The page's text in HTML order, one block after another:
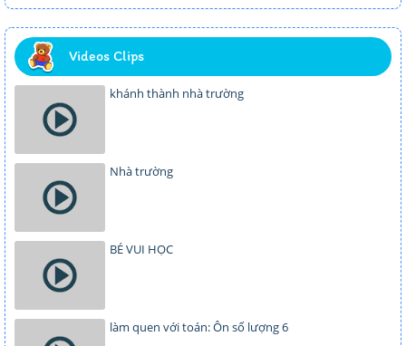
Videos Clips
khánh thành nhà trường
Nhà trường
BÉ VUI HỌC
làm quen với toán: Ôn số lượng 6